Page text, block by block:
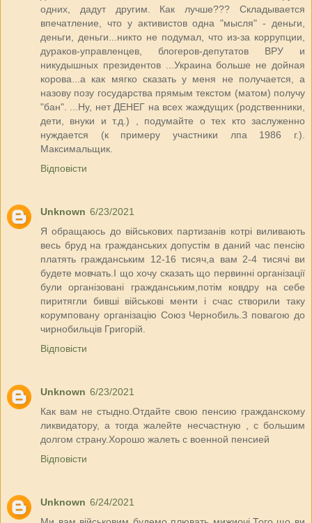
одних, дадут другим. Как лучше??? Складывается
впечатление, что у активистов одна "мысля" - деньги,
деньги, деньги...никто не подумал, что из-за коррупции,
дураков-управленцев, блогеров-депутатов ВРУ и
никудышных президентов ...Украина больше не дойная
корова...а как мягко сказать у меня не получается, а
назову позу государства прямым текстом (матом) получу
"бан". ...Ну, нет ДЕНЕГ на всех жаждущих (родственники,
дети, внуки и т.д.) , подумайте о тех кто заслуженно
нуждается (к примеру участники лпа 1986 г.).
Максимальщик.
Відповісти
Unknown 6/23/2021
Я обращаюсь до військових партизанів котрі виливають
весь бруд на гражданських допустім в даний час пенсію
платять гражданським 12-16 тисяч,а вам 2-4 тисячі ви
будете мовчать.І що хочу сказать що первинні організації
були організовані гражданським,потім ковдру на себе
пиритягли бивші військові менти і счас створили таку
корумповану організацію Союз Чернобиль.З повагою до
чирнобильців Григорій.
Відповісти
Unknown 6/23/2021
Как вам не стыдно.Отдайте свою пенсию гражданскому
ликвидатору, а тогда жалейте несчастную , с большим
долгом страну.Хорошо жалеть с военной пенсией
Відповісти
Unknown 6/24/2021